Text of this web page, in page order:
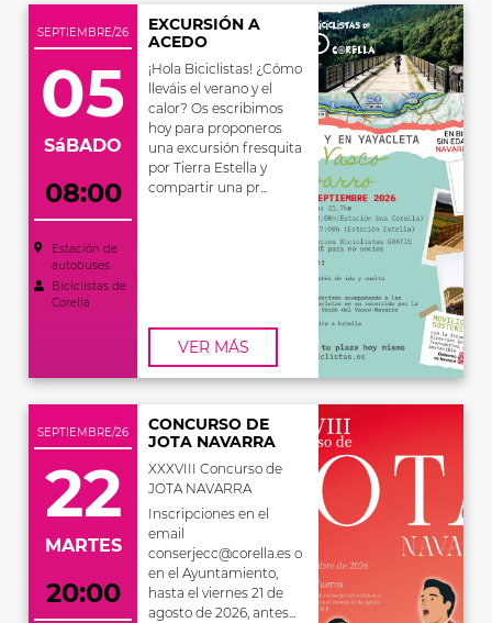
SEPTIEMBRE/26
05
SáBADO
08:00
Estación de
autobuses
Biciclistas de
Corella
EXCURSIÓN A
ACEDO
¡Hola Biciclistas! ¿Cómo
lleváis el verano y el
calor? Os escribimos
hoy para proponeros
una excursión fresquita
por Tierra Estella y
compartir una pr...
VER MÁS
SEPTIEMBRE/26
22
MARTES
20:00
CONCURSO DE
JOTA NAVARRA
XXXVIII Concurso de
JOTA NAVARRA
Inscripciones en el
email
conserjecc@corella.es o
en el Ayuntamiento,
hasta el viernes 21 de
agosto de 2026, antes...